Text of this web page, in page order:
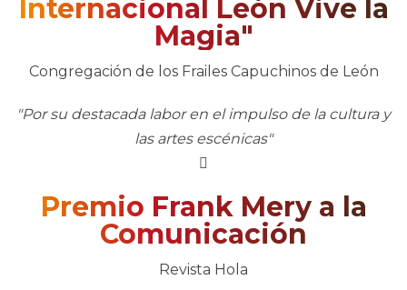
Internacional León Vive la
Magia"
Congregación de los Frailes Capuchinos de León
"Por su destacada labor en el impulso de la cultura y
las artes escénicas"
Premio Frank Mery a la
Comunicación
Revista Hola